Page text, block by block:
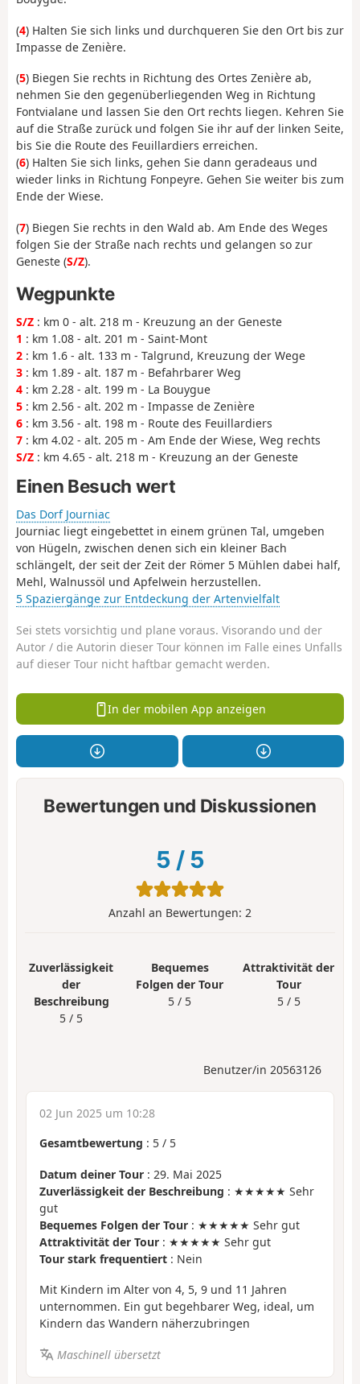
(4) Halten Sie sich links und durchqueren Sie den Ort bis zur
Impasse de Zenière.
(5) Biegen Sie rechts in Richtung des Ortes Zenière ab,
nehmen Sie den gegenüberliegenden Weg in Richtung
Fontvialane und lassen Sie den Ort rechts liegen. Kehren Sie
auf die Straße zurück und folgen Sie ihr auf der linken Seite,
bis Sie die Route des Feuillardiers erreichen.
(6) Halten Sie sich links, gehen Sie dann geradeaus und
wieder links in Richtung Fonpeyre. Gehen Sie weiter bis zum
Ende der Wiese.
(7) Biegen Sie rechts in den Wald ab. Am Ende des Weges
folgen Sie der Straße nach rechts und gelangen so zur
Geneste (S/Z).
Wegpunkte
S/Z : km 0 - alt. 218 m - Kreuzung an der Geneste
1 : km 1.08 - alt. 201 m - Saint-Mont
2 : km 1.6 - alt. 133 m - Talgrund, Kreuzung der Wege
3 : km 1.89 - alt. 187 m - Befahrbarer Weg
4 : km 2.28 - alt. 199 m - La Bouygue
5 : km 2.56 - alt. 202 m - Impasse de Zenière
6 : km 3.56 - alt. 198 m - Route des Feuillardiers
7 : km 4.02 - alt. 205 m - Am Ende der Wiese, Weg rechts
S/Z : km 4.65 - alt. 218 m - Kreuzung an der Geneste
Einen Besuch wert
Das Dorf Journiac
Journiac liegt eingebettet in einem grünen Tal, umgeben
von Hügeln, zwischen denen sich ein kleiner Bach
schlängelt, der seit der Zeit der Römer 5 Mühlen dabei half,
Mehl, Walnussöl und Apfelwein herzustellen.
5 Spaziergänge zur Entdeckung der Artenvielfalt
Sei stets vorsichtig und plane voraus. Visorando und der
Autor / die Autorin dieser Tour können im Falle eines Unfalls
auf dieser Tour nicht haftbar gemacht werden.
In der mobilen App anzeigen
Bewertungen und Diskussionen
5 / 5
Anzahl an Bewertungen: 2
Zuverlässigkeit
der
Beschreibung
5 / 5
Bequemes
Folgen der Tour
5 / 5
Attraktivität der
Tour
5 / 5
Benutzer/in 20563126
02 Jun 2025 um 10:28
Gesamtbewertung : 5 / 5
Datum deiner Tour : 29. Mai 2025
Zuverlässigkeit der Beschreibung : ★★★★★ Sehr
gut
Bequemes Folgen der Tour : ★★★★★ Sehr gut
Attraktivität der Tour : ★★★★★ Sehr gut
Tour stark frequentiert : Nein
Mit Kindern im Alter von 4, 5, 9 und 11 Jahren
unternommen. Ein gut begehbarer Weg, ideal, um
Kindern das Wandern näherzubringen
Maschinell übersetzt